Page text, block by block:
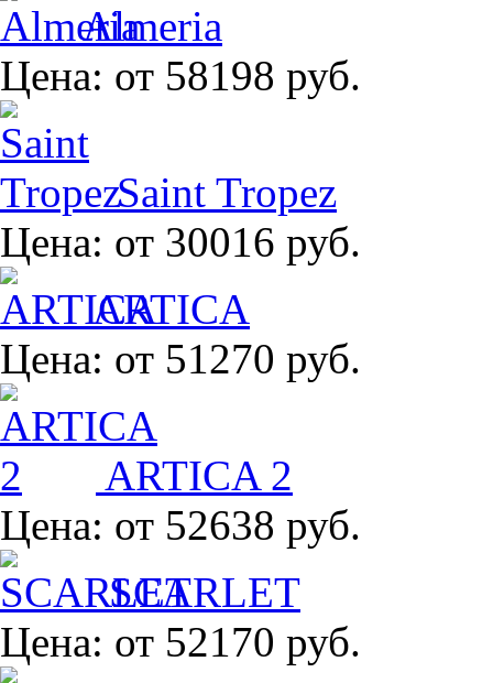
Almeria
Цена: от 58198 руб.
Saint Tropez
Цена: от 30016 руб.
ARTICA
Цена: от 51270 руб.
ARTICA 2
Цена: от 52638 руб.
SCARLET
Цена: от 52170 руб.